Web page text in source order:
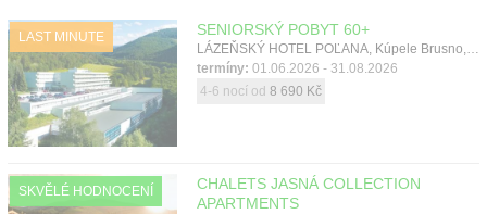
Kontakt
LAST MINUTE SENIORSKÝ POBYT 60+
LÁZEŇSKÝ HOTEL POĽANA, Kúpele Brusno, Nízké Tatry
termíny: 01.06.2026 - 31.08.2026
4-6 nocí od 8 690 Kč
SKVĚLÉ HODNOCENÍ
CHALETS JASNÁ COLLECTION
APARTMENTS